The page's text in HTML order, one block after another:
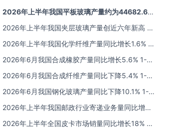
16.0%
名前三
2026年上半年我国平板玻璃产量约为44682.6万
重量箱 同比下降5.7% 其中河北产量最多 占比16%
2026年上半年我国夹层玻璃产量创近六年新高 约
为7964.8万平方米 同比下降0.9%
2026年上半年我国化学纤维产量同比增长1.6% 其
中浙江、江苏产量分别占比42.03%、31.34%
2026年6月我国合成橡胶产量同比增长5.6% 1-6
月累计产量同比增长6.4%
2026年6月我国合成纤维产量同比下降5.4% 1-6
月累计产量为3815.7万吨 同比增长0.8%
2026年6月我国钢化玻璃产量同比下降10.1% 1-6
月累计产量同比下降8.4%
2026年上半年我国邮政行业寄递业务量同比增长
4.2% 业务收入同比增长6%
2026年上半年全国皮卡市场销量同比增长18% 出